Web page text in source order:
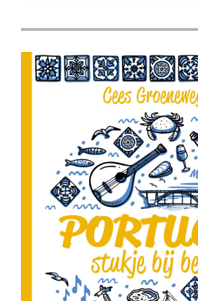
website